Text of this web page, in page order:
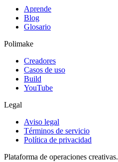
Aprende
Blog
Glosario
Polimake
Creadores
Casos de uso
Build
YouTube
Legal
Aviso legal
Términos de servicio
Política de privacidad
Plataforma de operaciones creativas.